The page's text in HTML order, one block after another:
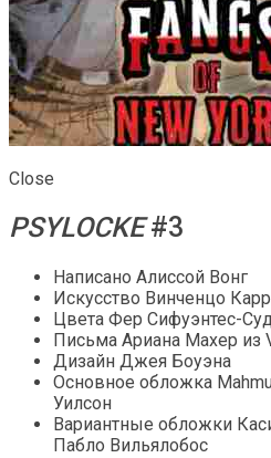
Close
PSYLOCKE#3
Написано Алиссой Вонг
Искусство Винченцо
Цвета Фер Сифуэнтес-
Письма Ариана Махер из
Дизайн Джея Боуэна
Основное обложка
Уилсон
Вариантные обложки
Пабло Вильялобос